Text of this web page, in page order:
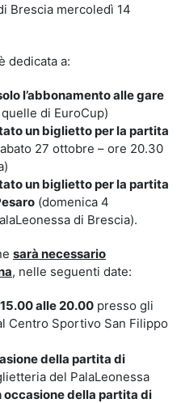
Brescia mercoledì 14
dedicata a:
l’abbonamento alle gare
di EuroCup)
un biglietto per la partita
27 ottobre – ore 20.30
un biglietto per la partita
(domenica 4
di Brescia).
sarà necessario
, nelle seguenti date:
alle 20.00 presso gli
Centro Sportivo San Filippo
della partita di
del PalaLeonessa
occasione della partita di